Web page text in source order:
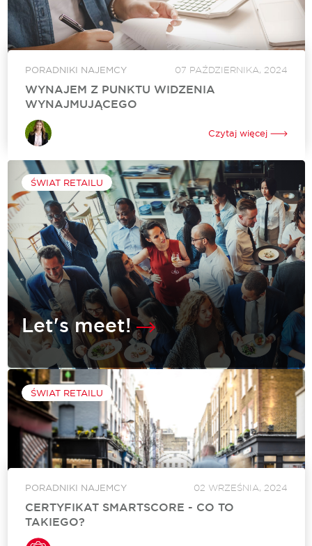
PORADNIKI NAJEMCY 07 PAŹDZIERNIKA, 2024
WYNAJEM Z PUNKTU WIDZENIA
WYNAJMUJĄCEGO
Proces wynajmu nieruchomości komercyjnej z perspektywy
właściciela wymaga precyzyjnego zweryfikowania najemców,
wynegocjowania stabilnych warunków finansowych oraz
partnerów biznesowych pozwala znacząco podnieść wartość
rynkową obiektu i...
Czytaj więcej
ŚWIAT RETAILU
Let's meet!
SPOTKAJMY SIĘ: SCF 2024 FALL
SZCZEGÓŁY WYDARZENIA
ŚWIAT RETAILU
PORADNIKI NAJEMCY 02 WRZEŚNIA, 2024
CERTYFIKAT SMARTSCORE - CO TO
TAKIEGO?
Certyfikat SmartScore to nadal nowość na polskim rynku